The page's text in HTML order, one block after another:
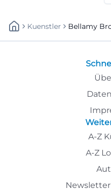
Kuenstler Bellamy
A-Z
A-Z